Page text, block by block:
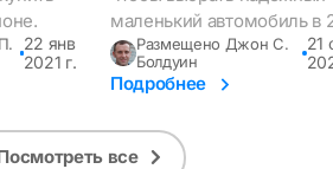
22 янв
2021 г.
маленький автомобиль в
Размещено Джон С.
Болдуин
21
Подробнее
все